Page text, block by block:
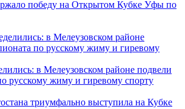
победу на Открытом Кубке Уфы по
в Мелеузовском районе подвели
русскому жиму и гиревому спорту